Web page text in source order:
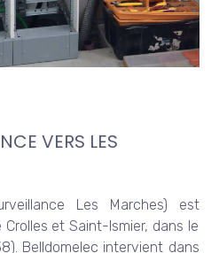
VERS LES
Les Marches) est
Crolles et Saint-Ismier, dans le
Belldomelec intervient dans